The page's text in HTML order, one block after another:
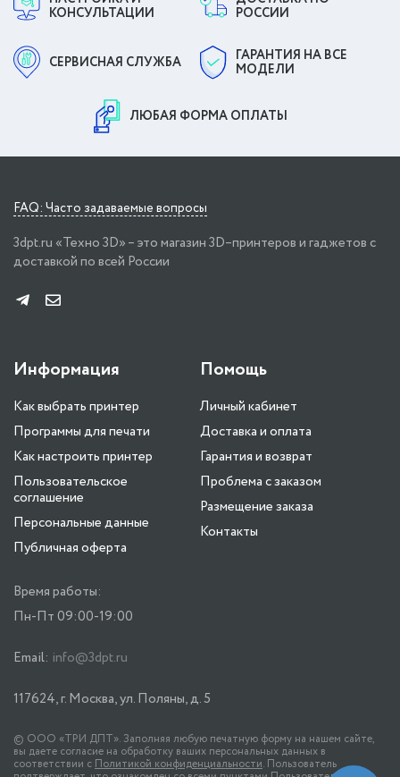
КОНСУЛЬТАЦИИ
РОССИИ
СЕРВИСНАЯ СЛУЖБА
ГАРАНТИЯ НА ВСЕ
МОДЕЛИ
ЛЮБАЯ ФОРМА ОПЛАТЫ
FAQ: Часто задаваемые вопросы
3dpt.ru «Техно 3D» – это магазин 3D–принтеров и гаджетов с
доставкой по всей России
Информация
Как выбрать принтер
Программы для печати
Как настроить принтер
Пользовательское
соглашение
Персональные данные
Публичная оферта
Помощь
Личный кабинет
Доставка и оплата
Гарантия и возврат
Проблема с заказом
Размещение заказа
Контакты
Время работы:
Пн-Пт 09:00-19:00
Email: info@3dpt.ru
117624, г. Москва, ул. Поляны, д. 5
© ООО «ТРИ ДПТ». Заполняя любую печатную форму на нашем сайте,
вы даете согласие на обработку ваших персональных данных в
соответствии с Политикой конфиденциальности. Пользователь